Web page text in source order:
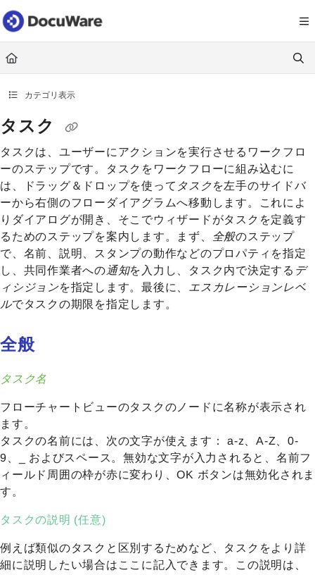
Documentation Index
Fetch the complete documentation index at: https://
Use this file to discover all available pages before exploring further.
カテゴリ表示
タスク
タスクは、ユーザーにアクションを実行させるワークフロ
ーのステップです。タスクをワークフローに組み込むに
は、ドラッグ＆ドロップを使って タスクを左手のサイドバ
ーから右側のフローダイアグラムへ移動します。これによ
りダイアログが開き、そこでウィザードがタスクを定義す
るためのステップを案内します。まず、
全般のステップ
で、名前、説明、スタンプの動作などのプロパティを指定
し、共同作業者への通知を入力し、タスク内で決定する デ
ィシジョンを指定します。最後に、 エスカレーションレベ
ルでタスクの期限を指定します。
全般
タスク名
フローチャートビューのタスクのノードに名称が表示され
ます。
タスクの名前には、次の文字が使えます： a-z、A-Z、0-
9、_ およびスペース。無効な文字が入力されると、名前フ
ィールド周囲の枠が赤に変わり、OK ボタンは無効化されま
す。
タスクの説明 (任意)
例えば類似のタスクと区別するためなど、タスクをより詳
細に説明したい場合はここに記入できます。この説明は、